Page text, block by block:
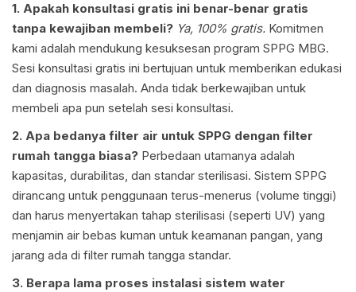
1. Apakah konsultasi gratis ini benar-benar gratis
tanpa kewajiban membeli? Ya, 100% gratis. Komitmen
kami adalah mendukung kesuksesan program SPPG MBG.
Sesi konsultasi gratis ini bertujuan untuk memberikan edukasi
dan diagnosis masalah. Anda tidak berkewajiban untuk
membeli apa pun setelah sesi konsultasi.
2. Apa bedanya filter air untuk SPPG dengan filter
rumah tangga biasa? Perbedaan utamanya adalah
kapasitas, durabilitas, dan standar sterilisasi. Sistem SPPG
dirancang untuk penggunaan terus-menerus (volume tinggi)
dan harus menyertakan tahap sterilisasi (seperti UV) yang
menjamin air bebas kuman untuk keamanan pangan, yang
jarang ada di filter rumah tangga standar.
3. Berapa lama proses instalasi sistem water